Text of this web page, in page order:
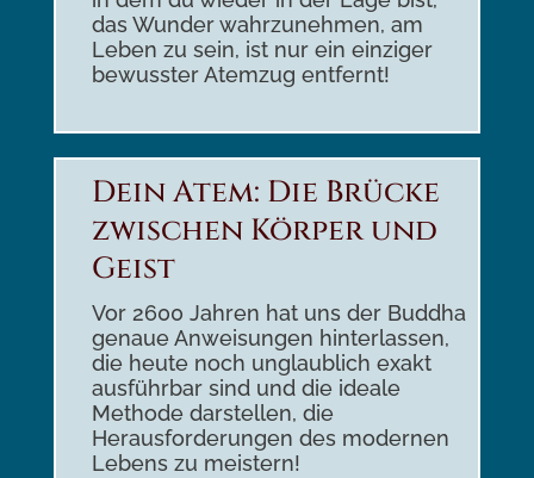
das Wunder wahrzunehmen, am
Leben zu sein, ist nur ein einziger
bewusster Atemzug entfernt!
Dein Atem: Die Brücke
zwischen Körper und
Geist
Vor 2600 Jahren hat uns der Buddha
genaue Anweisungen hinterlassen,
die heute noch unglaublich exakt
ausführbar sind und die ideale
Methode darstellen, die
Herausforderungen des modernen
Lebens zu meistern!